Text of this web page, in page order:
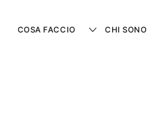
COSA FACCIO CHI SONO